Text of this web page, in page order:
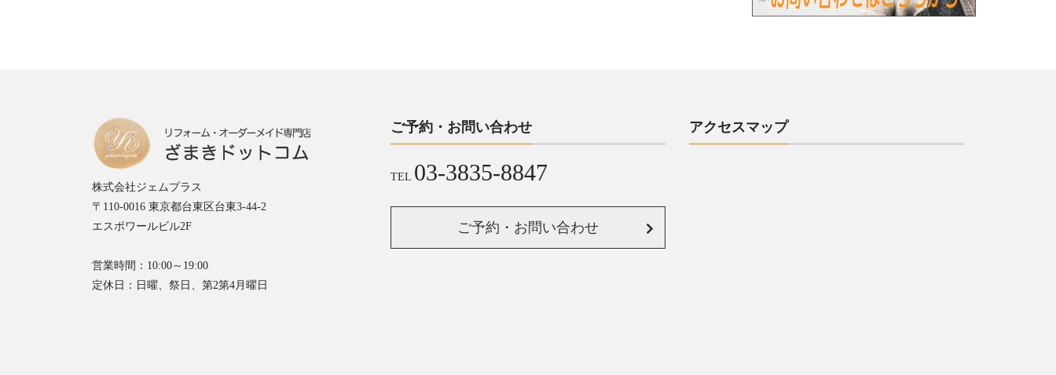
株式会社ジェムプラス
〒110-0016 東京都台東区台東3-44-2
エスポワールビル2F
営業時間：10:00～19:00
定休日：日曜、祭日、第2第4月曜日
ご予約・お問い合わせ
TEL 03-3835-8847
ご予約・お問い合わせ
アクセスマップ